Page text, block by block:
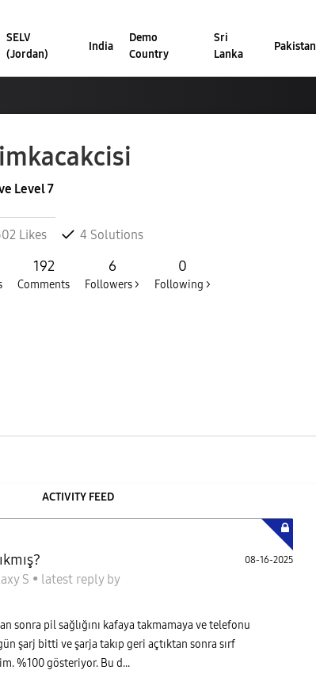
SELV
(Jordan)
India
Demo
Country
Sri
Lanka
Pakistan
Level 7
Likes 4 Solutions
192
Comments
6
Followers >
0
Following >
ACTIVITY FEED
S • latest reply by
08-16-2025
sonra pil sağlığını kafaya takmamaya ve telefonu
şarj bitti ve şarja takıp geri açtıktan sonra sırf
%100 gösteriyor. Bu d...